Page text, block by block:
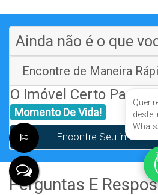
Ainda não é o que
Encontre de Maneira
O Imóvel Certo Para O
Momento De Vida!
Encontre Seu imóvel
Perguntas E
Quer
deste